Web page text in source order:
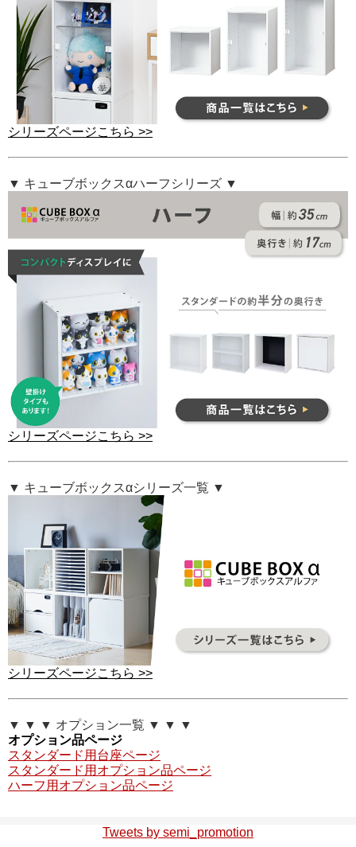
シリーズページこちら >>
▼ キューブボックスαハーフシリーズ ▼
シリーズページこちら >>
▼ キューブボックスαシリーズ一覧 ▼
シリーズページこちら >>
▼ ▼ ▼ オプション一覧 ▼ ▼ ▼
オプション品ページ
スタンダード用台座ページ
スタンダード用オプション品ページ
ハーフ用オプション品ページ
Tweets by semi_promotion